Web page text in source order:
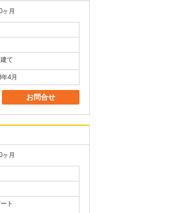
ヶ月
て
4月
お問合せ
ヶ月
ト